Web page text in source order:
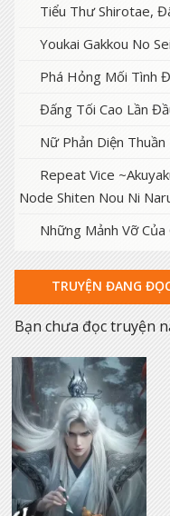
Tiểu Thư Shirotae,
Youkai Gakkou No
Phá Hỏng Mối Tình
Đấng Tối Cao Lần
Nữ Phản Diện
Repeat Vice
Node Shiten Nou Ni
Những Mảnh Vỡ
TRUYỆN ĐANG
Bạn chưa đọc truyện